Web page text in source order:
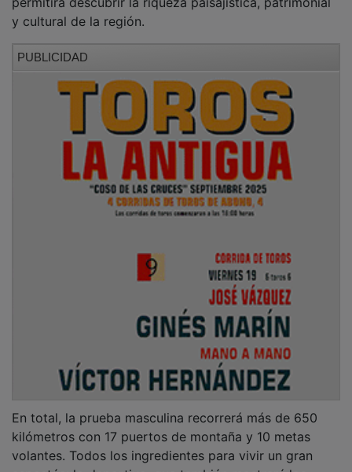
y cultural de la región.
kilómetros con 17 puertos de montaña y 10 metas
volantes. Todos los ingredientes para vivir un gran
espectáculo deportivo, que también mostrará los